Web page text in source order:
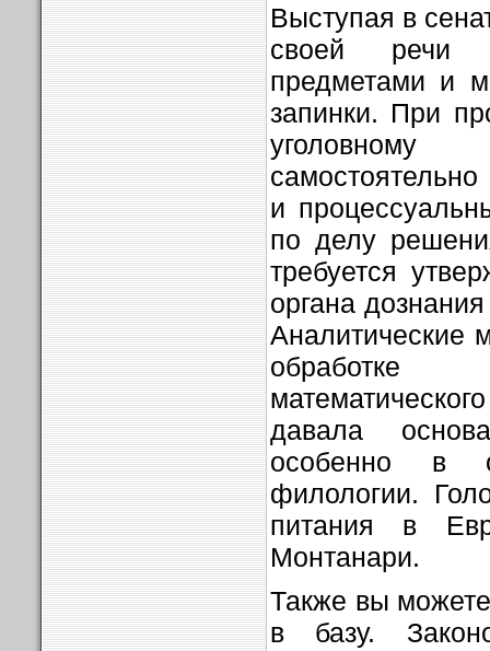
Выступая в
своей речи
предметами и
запинки. При
уголовному
и
по делу
требуется
органа
Аналитические
давала
особенно в
филологии.
питания в
Монтанари.
Также вы
в базу.